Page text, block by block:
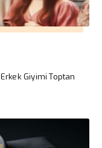
Erkek Giyimi Toptan